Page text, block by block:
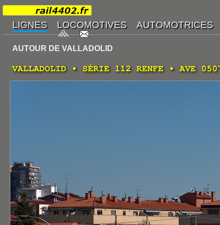
AUTOUR DE VALLADOLID
VALLADOLID • SÉRIE 112 RENFE • AVE